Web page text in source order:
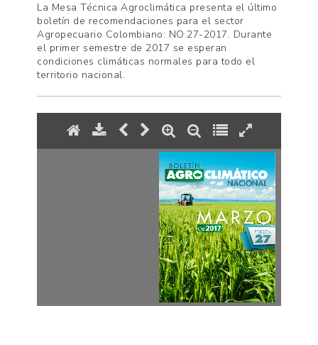
La Mesa Técnica Agroclimática presenta el último
boletín de recomendaciones para el sector
Agropecuario Colombiano: NO.27-2017. Durante
el primer semestre de 2017 se esperan
condiciones climáticas normales para todo el
territorio nacional.